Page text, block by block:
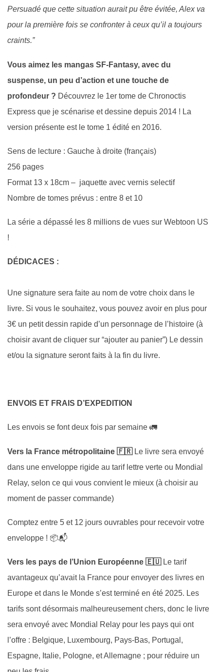
Persuadé que cette situation aurait pu être évitée, Alex va
pour la première fois se confronter à ceux qu’il a toujours
craints.”
Vous aimez les mangas SF-Fantasy, avec du
suspense, un peu d’action et une touche de
profondeur ? Découvrez le 1er tome de Chronoctis
Express que je scénarise et dessine depuis 2014 ! La
version présente est le tome 1 édité en 2016.
Sens de lecture : Gauche à droite (français)
256 pages
Format 13 x 18cm – jaquette avec vernis selectif
Nombre de tomes prévus : entre 8 et 10
La série a dépassé les 8 millions de vues sur Webtoon US
!
D É DICACES :
Une signature sera faite au nom de votre choix dans le
livre. Si vous le souhaitez, vous pouvez avoir en plus pour
3€ un petit dessin rapide d’un personnage de l’histoire (à
choisir avant de cliquer sur “ajouter au panier”) Le dessin
et/ou la signature seront faits à la fin du livre.
ENVOIS ET FRAIS D’EXPEDITION
Les envois se font deux fois par semaine 🚛
Vers la France métropolitaine 🇫🇷 Le livre sera envoyé
dans une enveloppe rigide au tarif lettre verte ou Mondial
Relay, selon ce qui vous convient le mieux (à choisir au
moment de passer commande)
Comptez entre 5 et 12 jours ouvrables pour recevoir votre
enveloppe ! 📦📬
Vers les pays de l’Union Européenne 🇪🇺Le tarif
avantageux qu’avait la France pour envoyer des livres en
Europe et dans le Monde s’est terminé en été 2025. Les
tarifs sont désormais malheureusement chers, donc le livre
sera envoyé avec Mondial Relay pour les pays qui ont
l’offre : Belgique, Luxembourg, Pays-Bas, Portugal,
Espagne, Italie, Pologne, et Allemagne ; pour réduire un